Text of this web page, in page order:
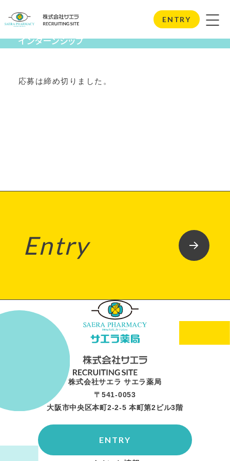
ENTRY
Internship
インターンシップ
応募は締め切りました。
Entry
株式会社サエラ サエラ薬局
〒541-0053
大阪市中央区本町2-2-5 本町第2ビル3階
ENTRY